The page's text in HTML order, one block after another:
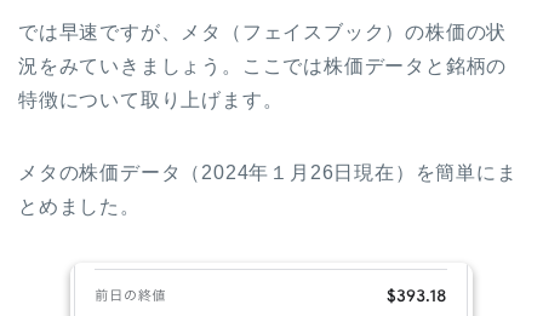
では早速ですが、メタ（フェイスブック）の株価の状
況をみていきましょう。ここでは株価データと銘柄の
特徴について取り上げます。
メタの株価データ（2024年１月26日現在）を簡単にま
とめました。